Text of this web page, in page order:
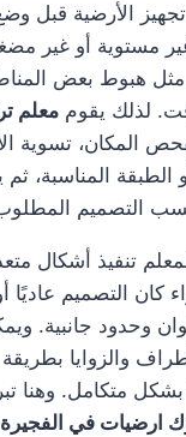
الأرضية قبل
مستوية أو غير
هبوط بعض
لذلك يقوم معلم
المكان، تسوية
الطبقة المناسبة،
حسب التصميم
تنفيذ أشكال
كان التصميم عاديًا
وحدود جانبية.
والزوايا
متكامل. وهنا
ارضيات في الفجيرة